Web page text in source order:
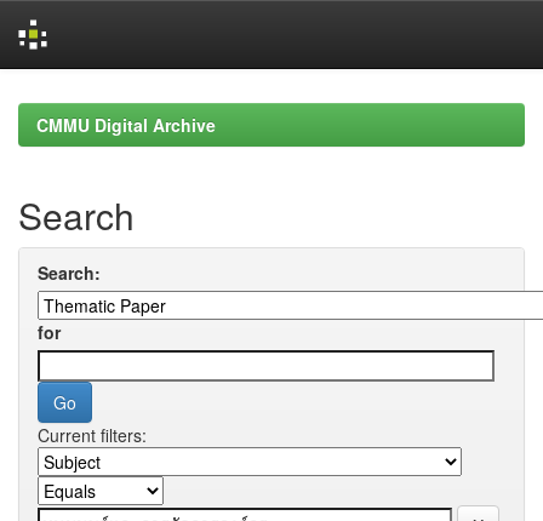
navigationCMMU Digital Archive
Search
Search:
for
Current filters: